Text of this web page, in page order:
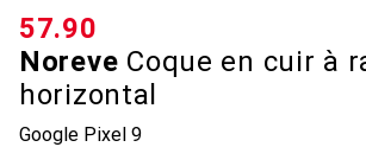
Noreve Coque en cuir à
horizontal
Google Pixel 9
CHF
57.90